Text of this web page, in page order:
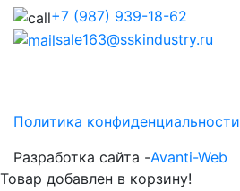
+7 (987) 939-18-62
sale163@sskindustry.ru
Политика конфиденциальности
Разработка сайта -Avanti-Web
Товар добавлен в корзину!